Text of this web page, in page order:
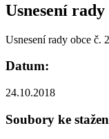
Usnesení rady
Usnesení rady obce č.
Datum:
24.10.2018
Soubory ke